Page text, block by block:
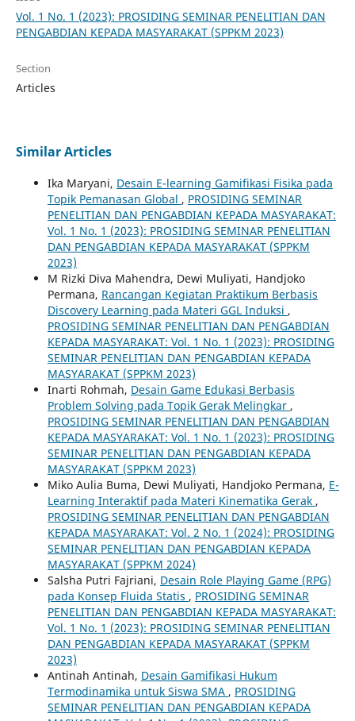
Vol. 1 No. 1 (2023): PROSIDING SEMINAR PENELITIAN DAN
PENGABDIAN KEPADA MASYARAKAT (SPPKM 2023)
Section
Articles
Similar Articles
Ika Maryani, Desain E-learning Gamifikasi Fisika pada
Topik Pemanasan Global , PROSIDING SEMINAR
PENELITIAN DAN PENGABDIAN KEPADA MASYARAKAT:
Vol. 1 No. 1 (2023): PROSIDING SEMINAR PENELITIAN
DAN PENGABDIAN KEPADA MASYARAKAT (SPPKM
2023)
M Rizki Diva Mahendra, Dewi Muliyati, Handjoko
Permana, Rancangan Kegiatan Praktikum Berbasis
Discovery Learning pada Materi GGL Induksi ,
PROSIDING SEMINAR PENELITIAN DAN PENGABDIAN
KEPADA MASYARAKAT: Vol. 1 No. 1 (2023): PROSIDING
SEMINAR PENELITIAN DAN PENGABDIAN KEPADA
MASYARAKAT (SPPKM 2023)
Inarti Rohmah, Desain Game Edukasi Berbasis
Problem Solving pada Topik Gerak Melingkar ,
PROSIDING SEMINAR PENELITIAN DAN PENGABDIAN
KEPADA MASYARAKAT: Vol. 1 No. 1 (2023): PROSIDING
SEMINAR PENELITIAN DAN PENGABDIAN KEPADA
MASYARAKAT (SPPKM 2023)
Miko Aulia Buma, Dewi Muliyati, Handjoko Permana, E-
Learning Interaktif pada Materi Kinematika Gerak ,
PROSIDING SEMINAR PENELITIAN DAN PENGABDIAN
KEPADA MASYARAKAT: Vol. 2 No. 1 (2024): PROSIDING
SEMINAR PENELITIAN DAN PENGABDIAN KEPADA
MASYARAKAT (SPPKM 2024)
Salsha Putri Fajriani, Desain Role Playing Game (RPG)
pada Konsep Fluida Statis , PROSIDING SEMINAR
PENELITIAN DAN PENGABDIAN KEPADA MASYARAKAT:
Vol. 1 No. 1 (2023): PROSIDING SEMINAR PENELITIAN
DAN PENGABDIAN KEPADA MASYARAKAT (SPPKM
2023)
Antinah Antinah, Desain Gamifikasi Hukum
Termodinamika untuk Siswa SMA , PROSIDING
SEMINAR PENELITIAN DAN PENGABDIAN KEPADA